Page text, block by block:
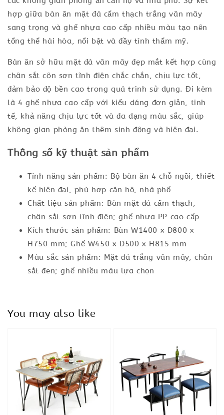
hợp giữa bàn ăn mặt đá cẩm thạch trắng vân mây
sang trọng và ghế nhựa cao cấp nhiều màu tạo nên
tổng thể hài hòa, nổi bật và đầy tính thẩm mỹ.
Bàn ăn sở hữu mặt đá vân mây đẹp mắt kết hợp cùng
chân sắt côn sơn tĩnh điện chắc chắn, chịu lực tốt,
đảm bảo độ bền cao trong quá trình sử dụng. Đi kèm
là 4 ghế nhựa cao cấp với kiểu dáng đơn giản, tinh
tế, khả năng chịu lực tốt và đa dạng màu sắc, giúp
không gian phòng ăn thêm sinh động và hiện đại.
Thông số kỹ thuật sản phẩm
Tính năng sản phẩm: Bộ bàn ăn 4 chỗ ngồi, thiết
kế hiện đại, phù hợp căn hộ, nhà phố
Chất liệu sản phẩm: Bàn mặt đá cẩm thạch,
chân sắt sơn tĩnh điện; ghế nhựa PP cao cấp
Kích thước sản phẩm: Bàn W1400 x D800 x
H750 mm; Ghế W450 x D500 x H815 mm
Màu sắc sản phẩm: Mặt đá trắng vân mây, chân
sắt đen; ghế nhiều màu lựa chọn
You may also like